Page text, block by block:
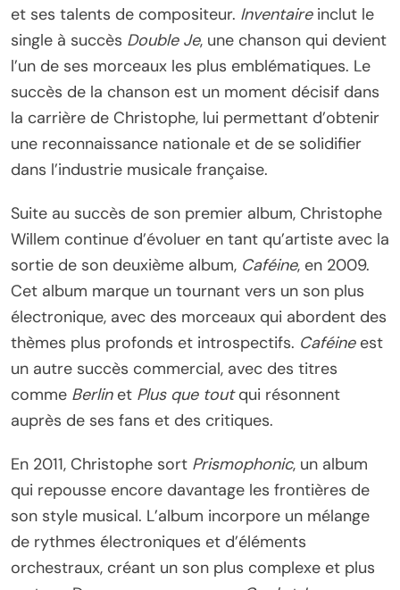
et ses talents de compositeur. Inventaireinclut le
single à succès Double Je, une chanson qui devient
l’un de ses morceaux les plus emblématiques. Le
succès de la chanson est un moment décisif dans
la carrière de Christophe, lui permettant d’obtenir
une reconnaissance nationale et de se solidifier
dans l’industrie musicale française.
Suite au succès de son premier album, Christophe
Willem continue d’évoluer en tant qu’artiste avec la
sortie de son deuxième album, Caféine, en 2009.
Cet album marque un tournant vers un son plus
électronique, avec des morceaux qui abordent des
thèmes plus profonds et introspectifs. Caféineest
un autre succès commercial, avec des titres
comme Berlinet Plus que toutqui résonnent
auprès de ses fans et des critiques.
En 2011, Christophe sort Prismophonic, un album
qui repousse encore davantage les frontières de
son style musical. L’album incorpore un mélange
de rythmes électroniques et d’éléments
orchestraux, créant un son plus complexe et plus